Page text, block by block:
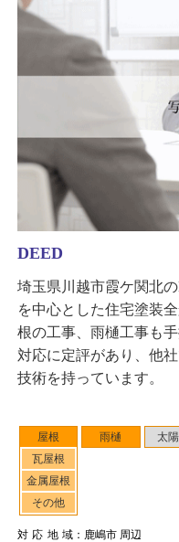
屋根
瓦屋根
金属屋根
その他
雨樋 太
対応地域：鹿嶋市 周辺
DEED
埼玉県川越市霞ケ関北
を中心とした住宅塗装
根の工事、雨樋工事も
対応に定評があり、他
技術を持っています。